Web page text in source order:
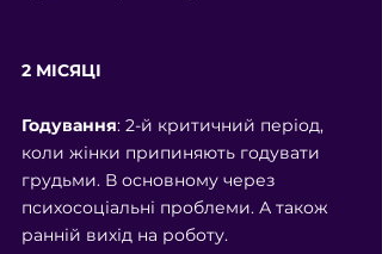
2 МІСЯЦІ
Годування: 2-й критичний період,
коли жінки припиняють годувати
грудьми. В основному через
психосоціальні проблеми. А також
ранній вихід на роботу.